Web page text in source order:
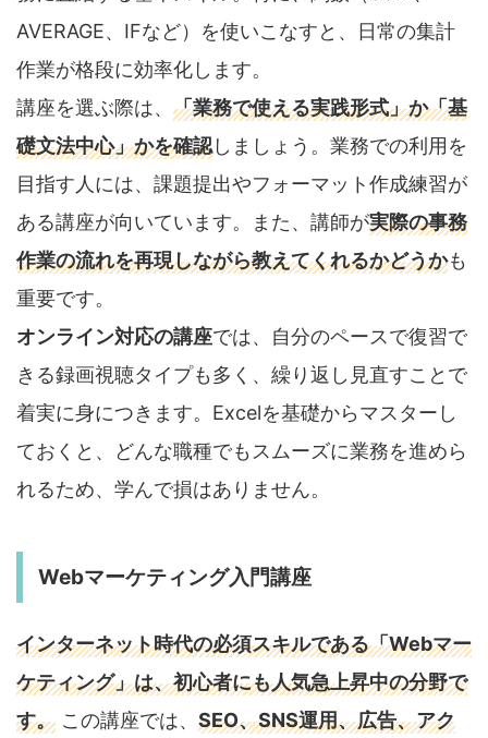
AVERAGE、IFなど）を使いこなすと、日常の集計
作業が格段に効率化します。
講座を選ぶ際は、 「業務で使える実践形式」か「基
礎文法中心」かを確認しましょう。業務での利用を
目指す人には、課題提出やフォーマット作成練習が
ある講座が向いています。また、講師が実際の事務
作業の流れを再現しながら教えてくれるかどうかも
重要です。
オンライン対応の講座では、自分のペースで復習で
きる録画視聴タイプも多く、繰り返し見直すことで
着実に身につきます。Excelを基礎からマスターし
ておくと、どんな職種でもスムーズに業務を進めら
れるため、学んで損はありません。
Webマーケティング入門講座
インターネット時代の必須スキルである「Webマー
ケティング」は、初心者にも人気急上昇中の分野で
す。 この講座では、 SEO、SNS運用、広告、アク